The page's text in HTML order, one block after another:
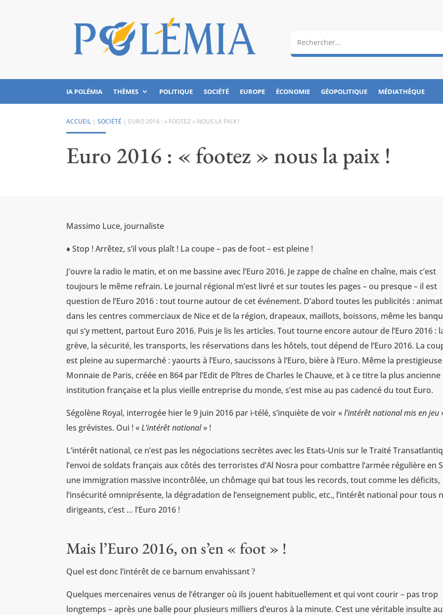
IA POLÉMIA THÈMES POLITIQUE SOCIÉTÉ EUROPE ÉCONOMIE GÉOPOLITIQUE MÉDIATHÈQUE
ACCUEIL |SOCIÉTÉ | EURO 2016 : « FOOTEZ » NOUS LA PAIX !
Euro 2016 : « footez » nous la paix !
Massimo Luce, journaliste
♦Stop ! Arrêtez, s’il vous plaît ! La coupe – pas de foot – est pleine !
J’ouvre la radio le matin, et on me bassine avec l’Euro 2016. Je zappe de chaîne en chaîne, mais c’est
toujours le même refrain. Le journal régional m’est livré et sur toutes les pages – ou presque – il est
question de l’Euro 2016 : tout tourne autour de cet événement. D’abord toutes les publicités :
dans les centres commerciaux de Nice et de la région, drapeaux, maillots, boissons, même les
qui s’y mettent, partout Euro 2016. Puis je lis les articles. Tout tourne encore autour de l’Euro 2016 :
grève, la sécurité, les transports, les réservations dans les hôtels, tout dépend de l’Euro 2016. La
est pleine au supermarché : yaourts à l’Euro, saucissons à l’Euro, bière à l’Euro. Même la prestigieuse
Monnaie de Paris, créée en 864 par l’Edit de Pîtres de Charles le Chauve, et à ce titre la plus ancienne
institution française et la plus vieille entreprise du monde, s’est mise au pas cadencé du tout Euro.
Ségolène Royal, interrogée hier le 9 juin 2016 par i-télé, s’inquiète de voir «l’intérêt national mis en jeu
les grévistes. Oui ! «L’intérêt national» !
L’intérêt national, ce n’est pas les négociations secrètes avec les Etats-Unis sur le Traité
l’envoi de soldats français aux côtés des terroristes d’Al Nosra pour combattre l’armée régulière en
une immigration massive incontrôlée, un chômage qui bat tous les records, tout comme les déficits,
l’insécurité omniprésente, la dégradation de l’enseignement public, etc., l’intérêt national pour tous
dirigeants, c’est … l’Euro 2016 !
Mais l’Euro 2016, on s’en « foot » !
Quel est donc l’intérêt de ce barnum envahissant ?
Quelques mercenaires venus de l’étranger où ils jouent habituellement et qui vont courir – pas trop
longtemps – après une balle pour plusieurs milliers d’euros à la minute. C’est une véritable insulte